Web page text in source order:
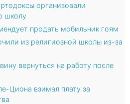
организовали
школу
продать мобильник гоям
из религиозной школы из-за
вернуться на работу после
Циона взимал плату за